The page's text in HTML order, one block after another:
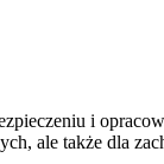
i
ale także dla